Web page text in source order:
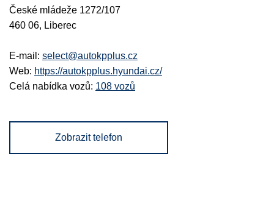
České mládeže 1272/107
460 06, Liberec
E-mail: select@autokpplus.cz
Web: https://autokpplus.hyundai.cz/
Celá nabídka vozů: 108 vozů
Zobrazit telefon